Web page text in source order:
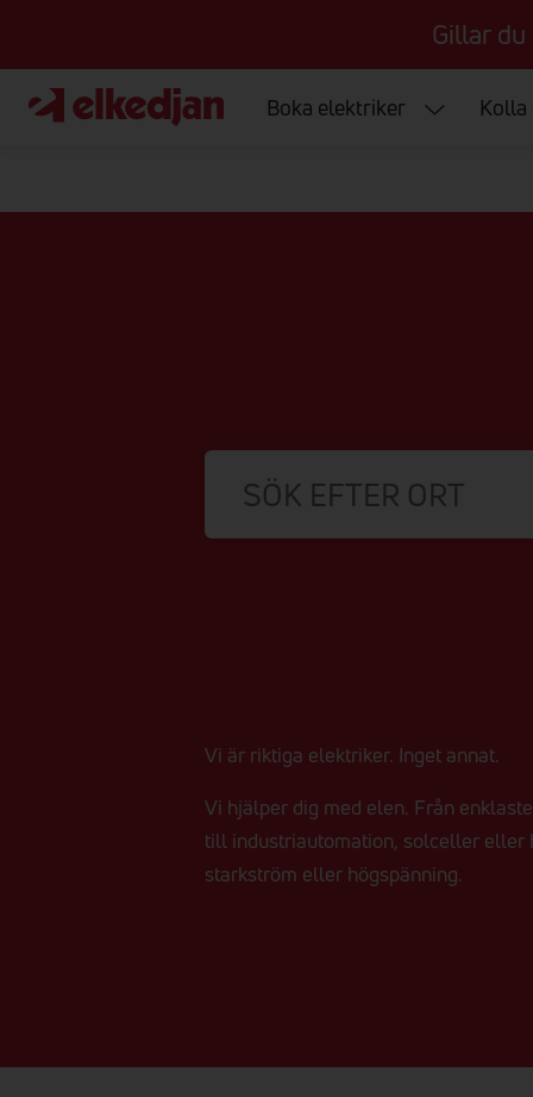
Gillar
Boka elektriker Kolla
Vi är riktiga elektriker. Inget annat.
Vi hjälper dig med elen. Från
till industriautomation, solceller eller
starkström eller högspänning.